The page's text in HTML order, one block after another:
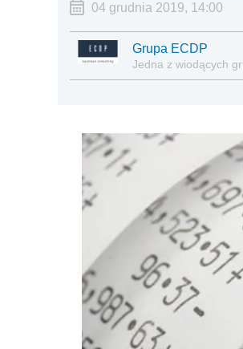
04 grudnia 2019, 14:00
Grupa ECDP
Jedna z wiodących